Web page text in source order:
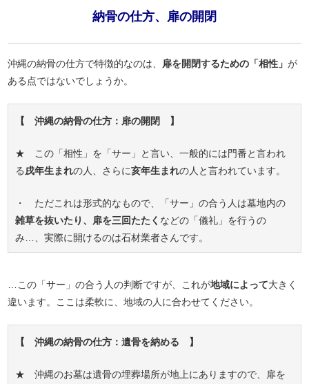
納骨の仕方、扉の開閉
沖縄の納骨の仕方で特徴的なのは、 扉を開閉するための「相性」が
ある点ではないでしょうか。
【 沖縄の納骨の仕方：扉の開閉 】
★ この「相性」を「サー」と言い、一般的には門番と言われ
る 戌年生まれの人、さらに亥年生まれの人と言われています。
・ ただこれは形式的なもので、「サー」の合う人は墓地内の
雑草を抜いたり、扉を三回たたく などの「儀礼」を行うの
み…、実際に開けるのは石材業者さんです。
…この「サー」の合う人の判断ですが、これが地域によって大きく
違います。ここは柔軟に、地域の人に合わせてください。
【 沖縄の納骨の仕方：遺骨を納める 】
★ 沖縄のお墓は遺骨の埋葬場所が地上にありますので、扉を